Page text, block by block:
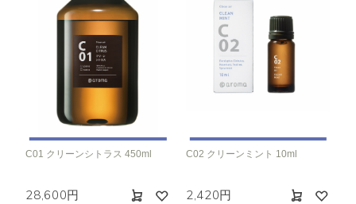
ラベンダー ウッド
ユーカリ エキゾチック
ヒノキ
C01 クリーンシトラス 450ml
28,600円
C02 クリーンミント 10ml
2,420円